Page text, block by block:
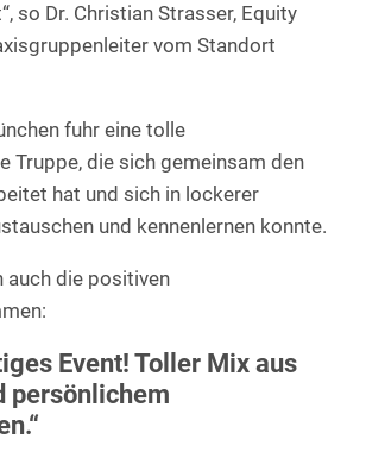
so Dr. Christian Strasser, Equity
vom Standort
fuhr eine tolle
Truppe, die sich gemeinsam den
hat und sich in lockerer
und kennenlernen konnte.
auch die positiven
Event! Toller Mix aus
persönlichem